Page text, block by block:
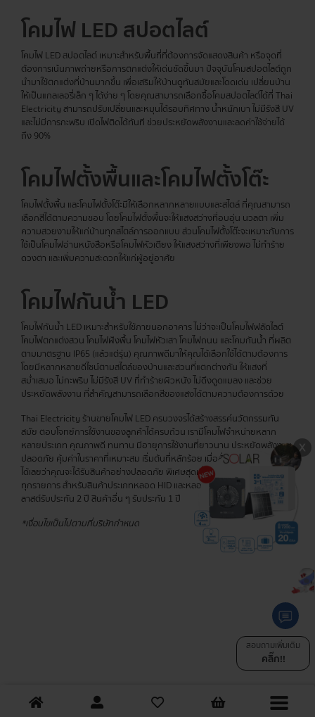
โคมไฟ LED สปอตไลต์
โคมไฟ LED สปอตไลต์ เหมาะสำหรับพื้นที่ที่ต้องการจัดแสดงสินค้า หรือจุดที่
ต้องการเน้นภาพถ่ายหรือการตกแต่งให้เด่นชัดขึ้นมา ปัจจุบันโคมสปอตไลต์ถูก
นำมาใช้ตกแต่งที่บ้านมากขึ้น เพื่อเสริมให้บ้านดูทันสมัยและโดดเด่น เปลี่ยนบ้าน
ให้เป็นแกลเลอรี่เล็ก ๆ ได้ง่าย ๆ โดยคุณสามารถเลือกซื้อโคมสปอตไลต์ได้ที่ Thai
Electricity สามารถปรับเปลี่ยนและหมุนได้รอบทิศทาง น้ำหนักเบา ไม่มีรังสี UV
และไม่มีการกะพริบ เปิดไฟติดได้ทันที ช่วยประหยัดพลังงานและลดค่าใช้จ่ายได้
ถึง 90%
โคมไฟตั้งพื้นและโคมไฟตั้งโต๊ะ
โคมไฟตั้งพื้น และโคมไฟตั้งโต๊ะมีให้เลือกหลากหลายแบบและสไตล์ ที่คุณสามารถ
เลือกสีได้ตามความชอบ โดยโคมไฟตั้งพื้นจะให้แสงสว่างที่อบอุ่น นวลตา เพิ่ม
ความสวยงามให้แก่บ้านทุกสไตล์การออกแบบ ส่วนโคมไฟตั้งโต๊ะจะเหมาะกับการ
ใช้เป็นโคมไฟอ่านหนังสือหรือโคมไฟหัวเตียง ให้แสงสว่างที่เพียงพอ ไม่ทำร้าย
ดวงตา และเพิ่มความสะดวกให้แก่ผู้อยู่อาศัย
โคมไฟกันน้ำ LED
โคมไฟกันน้ำ LED เหมาะสำหรับใช้ภายนอกอาคาร ไม่ว่าจะเป็นโคมไฟฟลัดไลต์
โคมไฟตกแต่งสวน โคมไฟฝังพื้น โคมไฟหัวเสา โคมไฟถนน และโคมกันน้ำ ที่ผลิต
ตามมาตรฐาน IP65 (แล้วแต่รุ่น) คุณภาพดีมาให้คุณได้เลือกใช้ได้ตามต้องการ
โดยมีหลากหลายดีไซน์ตามสไตล์ของบ้านและสวนที่แตกต่างกัน ให้แสงที่
สม่ำเสมอ ไม่กะพริบ ไม่มีรังสี UV ที่ทำร้ายผิวหนัง ไม่ดึงดูดแมลง และช่วย
ประหยัดพลังงาน ที่สำคัญสามารถเลือกสีของแสงได้ตามความต้องการด้วย
Thai Electricity ร้านขายโคมไฟ LED ครบวงจรได้สร้างสรรค์นวัตกรรมทัน
สมัย ตอบโจทย์การใช้งานของลูกค้าได้ครบถ้วน เรามีโคมไฟจำหน่ายหลาก
หลายประเภท คุณภาพดี ทนทาน มีอายุการใช้งานที่ยาวนาน ประหยัดพลังงาน
ปลอดภัย คุ้มค่าในราคาที่เหมาะสม เริ่มต้นที่หลักร้อย เมื่อสั่งสินค้ากับเรา มั่นใจ
ได้เลยว่าคุณจะได้รับสินค้าอย่างปลอดภัย พิเศษสุดเมื่อซื้อครบ 400 บาท ส่งฟรี
ทุกรายการ สำหรับสินค้าประเภทหลอด HID และหลอดไส้ รับประกัน 6 เดือน บา
ลาสต์รับประกัน 2 ปี สินค้าอื่น ๆ รับประกัน 1 ปี
*เงื่อนไขเป็นไปตามที่บริษัทกำหนด
สอบถามเพิ่มเติม
คลิ๊ก!!